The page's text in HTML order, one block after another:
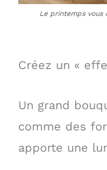
Le printemps
Créez un «
Un grand
comme des
apporte une